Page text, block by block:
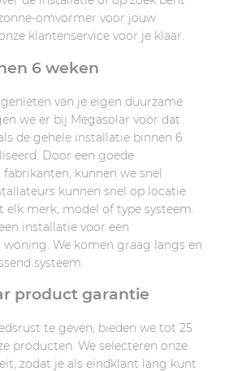
omvormer voor jouw
klantenservice voor je klaar.
6 weken
van je eigen duurzame
we er bij Megasolar voor dat
de gehele installatie binnen 6
Door een goede
kunnen we snel
kunnen snel op locatie
elk merk, model of type systeem.
installatie voor een
We komen graag langs en
systeem.
product garantie
te geven, bieden we tot 25
producten. We selecteren onze
zodat je als eindklant lang kunt